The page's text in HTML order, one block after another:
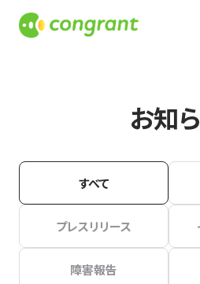
お知
すべて
プレスリリース
障害報告